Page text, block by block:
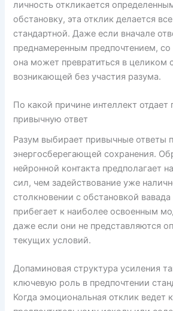
личность откликается
обстановку, эта отклик делается
стандартной. Даже если вначале
преднамеренным предпочтением,
она может превратиться в целиком
возникающей без участия разума.
По какой причине интеллект отдает
привычную ответ
Разум выбирает привычные ответы
энергосберегающей сохранения.
нейронной контакта предполагает
сил, чем задействование уже
столкновении с обстановкой вавада
прибегает к наиболее освоенным
даже если они не представляются
текущих условий.
Допаминовая структура усиления
ключевую роль в предпочтении
Когда эмоциональная отклик ведет к